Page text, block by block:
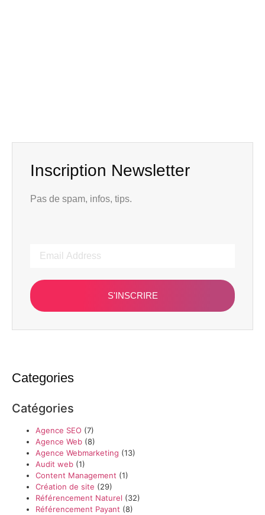
Inscription Newsletter
Pas de spam, infos, tips.
S'INSCRIRE
Categories
Catégories
Agence SEO (7)
Agence Web (8)
Agence Webmarketing (13)
Audit web (1)
Content Management (1)
Création de site (29)
Référencement Naturel (32)
Référencement Payant (8)